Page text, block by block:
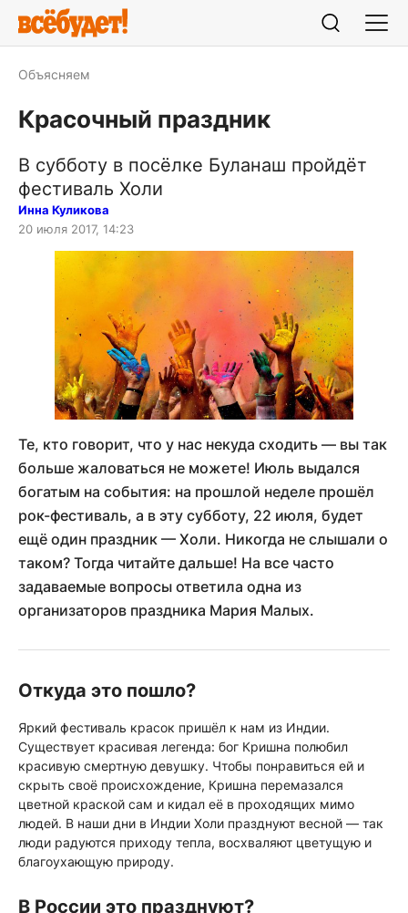
Объясняем
Красочный праздник
В субботу в посёлке Буланаш пройдёт
фестиваль Холи
Инна Куликова
20 июля 2017, 14:23
Те, кто говорит, что у нас некуда сходить — вы так
больше жаловаться не можете! Июль выдался
богатым на события: на прошлой неделе прошёл
рок-фестиваль, а в эту субботу, 22 июля, будет
ещё один праздник — Холи. Никогда не слышали о
таком? Тогда читайте дальше! На все часто
задаваемые вопросы ответила одна из
организаторов праздника Мария Малых.
Откуда это пошло?
Яркий фестиваль красок пришёл к нам из Индии.
Существует красивая легенда: бог Кришна полюбил
красивую смертную девушку. Чтобы понравиться ей и
скрыть своё происхождение, Кришна перемазался
цветной краской сам и кидал её в проходящих мимо
людей. В наши дни в Индии Холи празднуют весной — так
люди радуются приходу тепла, восхваляют цветущую и
благоухающую природу.
В России это празднуют?